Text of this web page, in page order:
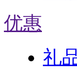
优惠
礼